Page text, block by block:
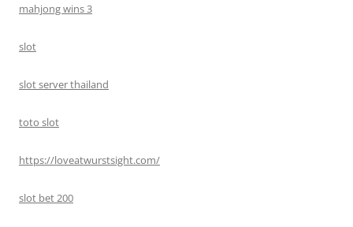
mahjong wins 3
slot
slot server thailand
toto slot
https://loveatwurstsight.com/
slot bet 200